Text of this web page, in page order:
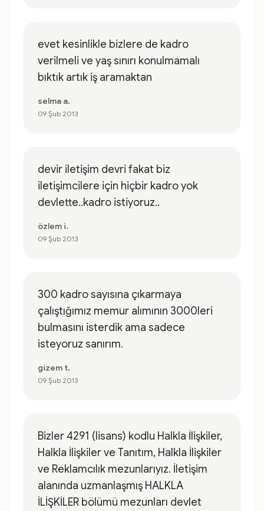
evet kesinlikle bizlere de kadro
verilmeli ve yaş sınırı konulmamalı
bıktık artık iş aramaktan
selma a.
09 Şub 2013
devir iletişim devri fakat biz
iletişimcilere için hiçbir kadro yok
devlette..kadro istiyoruz..
özlem i.
09 Şub 2013
300 kadro sayısına çıkarmaya
çalıştığımız memur alımının 3000leri
bulmasını isterdik ama sadece
isteyoruz sanırım.
gizem t.
09 Şub 2013
Bizler 4291 (lisans) kodlu Halkla İlişkiler,
Halkla İlişkiler ve Tanıtım, Halkla İlişkiler
ve Reklamcılık mezunlarıyız. İletişim
alanında uzmanlaşmış HALKLA
İLİŞKİLER bölümü mezunları devlet